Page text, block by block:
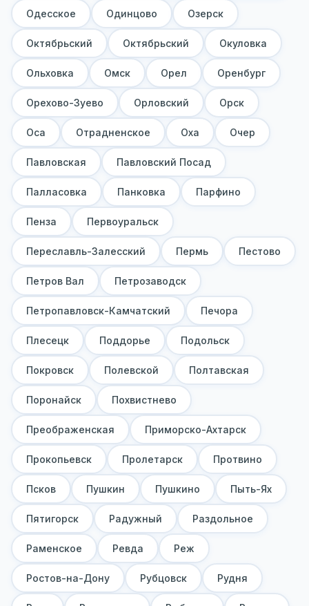
Одесское Одинцово Озерск
Октябрьский Октябрьский Окуловка
Ольховка Омск Орел Оренбург
Орехово-Зуево Орловский Орск
Оса Отрадненское Оха Очер
Павловская Павловский Посад
Палласовка Панковка Парфино
Пенза Первоуральск
Переславль-Залесский Пермь Пестово
Петров Вал Петрозаводск
Петропавловск-Камчатский Печора
Плесецк Поддорье Подольск
Покровск Полевской Полтавская
Поронайск Похвистнево
Преображенская Приморско-Ахтарск
Прокопьевск Пролетарск Протвино
Псков Пушкин Пушкино Пыть-Ях
Пятигорск Радужный Раздольное
Раменское Ревда Реж
Ростов-на-Дону Рубцовск Рудня